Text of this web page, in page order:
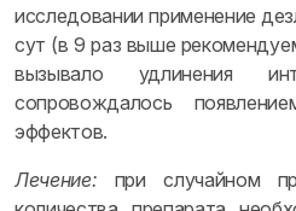
исследовании применение
сут (в 9 раз выше
вызывало удлинения
сопровождалось
эффектов.
Лечение: при случайном